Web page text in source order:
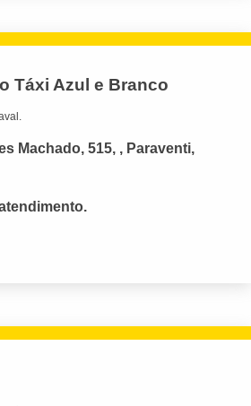
Táxi Azul e Branco
Machado, 515, , Paraventi,